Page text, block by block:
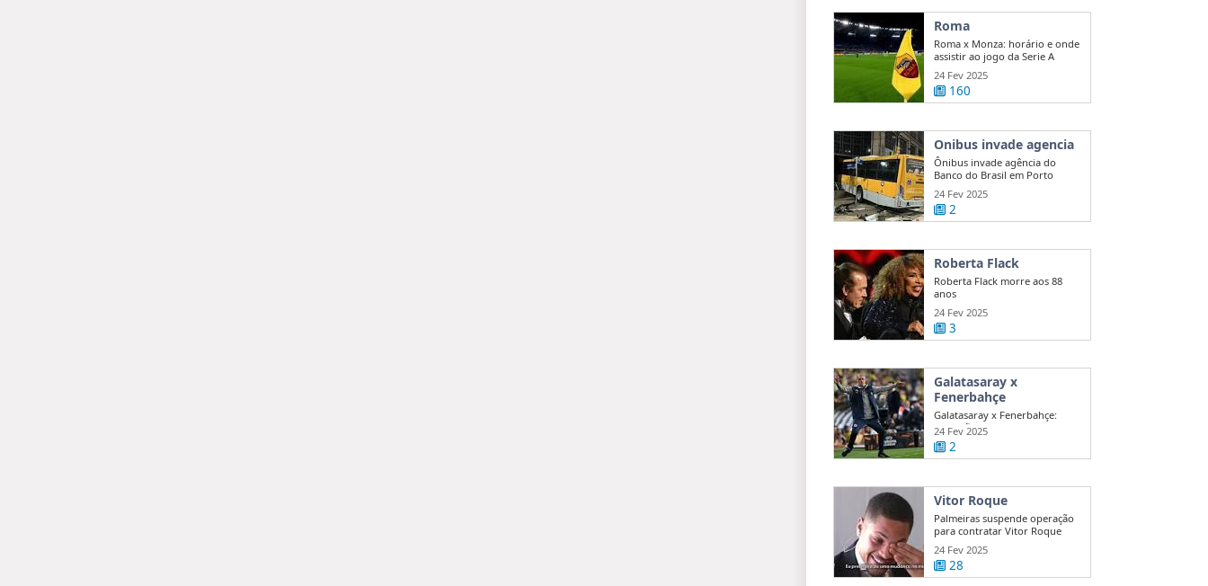
Roma
Roma x Monza: horário e onde
assistir ao jogo da Serie A
24 Fev 2025
160
Onibus invade agencia
Ônibus invade agência do
Banco do Brasil em Porto
Alegre
24 Fev 2025
2
Roberta Flack
Roberta Flack morre aos 88
anos
24 Fev 2025
3
Galatasaray x
Fenerbahçe
Galatasaray x Fenerbahçe:
acusações de Mourinho agitam
dérbi
24 Fev 2025
2
Vitor Roque
Palmeiras suspende operação
para contratar Vitor Roque
24 Fev 2025
28